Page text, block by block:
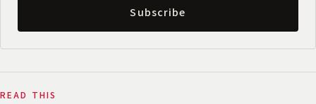
Subscribe
READ THIS